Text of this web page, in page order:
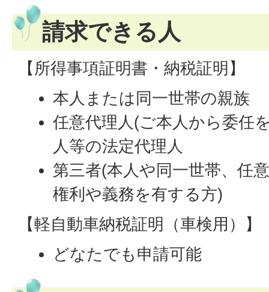
請求できる人
【所得事項証明書・納税証明】
本人または同一世帯の親族
任意代理人(ご本人から委任
人等の法定代理人
第三者(本人や同一世帯、任
権利や義務を有する方)
【軽自動車納税証明（車検用）】
どなたでも申請可能